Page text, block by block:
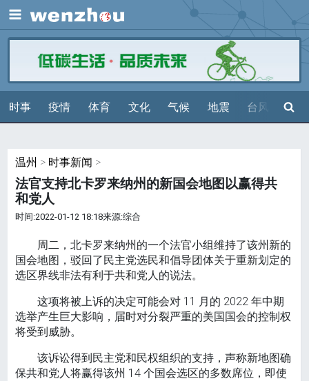
展开
时事 疫情 体育 文化 气候 地震 台风 天气
搜索
温州 > 时事新闻 >
法官支持北卡罗来纳州的新国会地图以赢得共
和党人
时间:2022-01-12 18:18来源:综合
周二，北卡罗来纳州的一个法官小组维持了该州新的
国会地图，驳回了民主党选民和倡导团体关于重新划定的
选区界线非法有利于共和党人的说法。
这项将被上诉的决定可能会对 11 月的 2022 年中期
选举产生巨大影响，届时对分裂严重的美国国会的控制权
将受到威胁。
该诉讼得到民主党和民权组织的支持，声称新地图确
保共和党人将赢得该州 14 个国会选区的多数席位，即使